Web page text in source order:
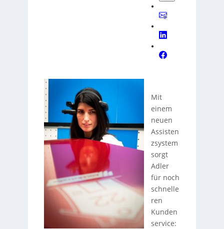
Mit
einem
neuen
Assisten
zsystem
sorgt
Adler
für noch
schnelle
ren
Kunden
service: